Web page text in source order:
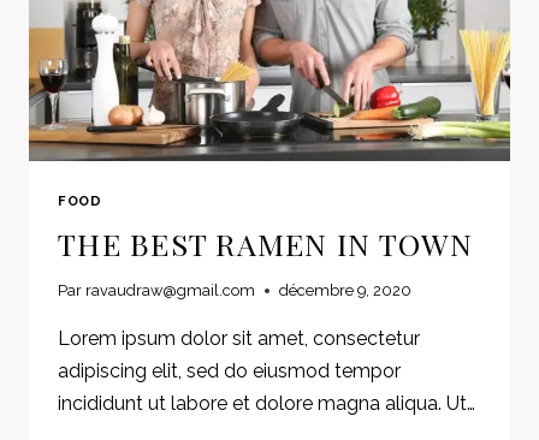
FOOD
THE BEST RAMEN IN TOWN
Par ravaudraw@gmail.com décembre 9, 2020
Lorem ipsum dolor sit amet, consectetur
adipiscing elit, sed do eiusmod tempor
incididunt ut labore et dolore magna aliqua. Ut…